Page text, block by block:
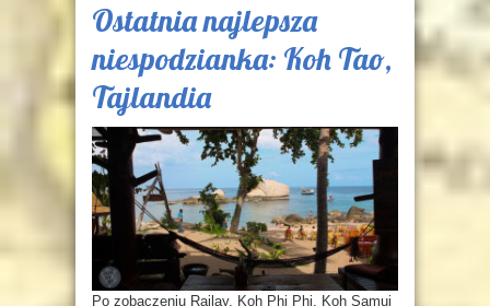
Ostatnia najlepsza
niespodzianka: Koh Tao,
Tajlandia
Po zobaczeniu Railay, Koh Phi Phi, Koh Samui